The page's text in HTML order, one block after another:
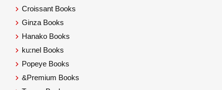
Croissant Books
Ginza Books
Hanako Books
ku:nel Books
Popeye Books
&Premium Books